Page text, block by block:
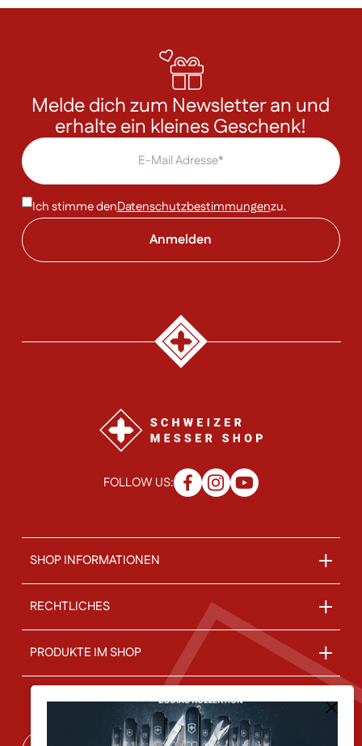
Melde dich zum Newsletter an und
erhalte ein kleines Geschenk!
Ich stimme denDatenschutzbestimmungenzu.
FOLLOW US:
SHOP INFORMATIONEN
RECHTLICHES
PRODUKTE IM SHOP
ÜBER UNS